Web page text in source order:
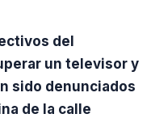
del
un televisor y
sido denunciados
de la calle